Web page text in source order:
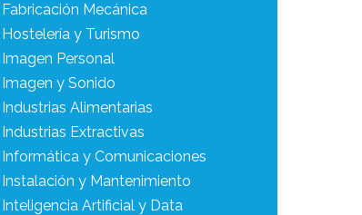
Fabricación Mecánica
Hostelería y Turismo
Imagen Personal
Imagen y Sonido
Industrias Alimentarias
Industrias Extractivas
Informática y Comunicaciones
Instalación y Mantenimiento
Inteligencia Artificial y Data